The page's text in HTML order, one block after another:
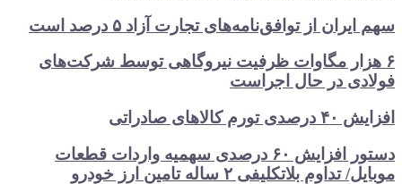
سهم ایران از توافق‌نامه‌های تجارت آزاد ۵ درصد است
۶ هزار مگاوات ظرفیت نیروگاهی توسط شرکت‌های
فولادی در حال اجراست
افزایش ۴۰ درصدی تورم کالاهای صادراتی
دستور افزایش ۶۰ درصدی سهمیه واردات قطعات
موبایل/ تداوم بلاتکلیفی ۲ ساله تامین ارز خودرو